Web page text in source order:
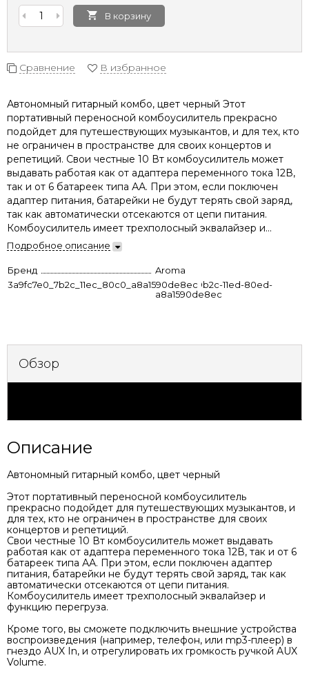
В корзину
Сравнение В избранное
Автономный гитарный комбо, цвет черный Этот
портативный переносной комбоусилитель прекрасно
подойдет для путешествующих музыкантов, и для тех, кто
не ограничен в пространстве для своих концертов и
репетиций. Свои честные 10 Вт комбоусилитель может
выдавать работая как от адаптера переменного тока 12В,
так и от 6 батареек типа АА. При этом, если поключен
адаптер питания, батарейки не будут терять свой заряд,
так как автоматически отсекаются от цепи питания.
Комбоусилитель имеет трехполосный эквалайзер и...
Подробное описание
Бренд
Aroma
3a9fc7e0_7b2c_11ec_80c0_a8a1590de8ec9e217977-9b2c-11ed-80ed-
a8a1590de8ec
Обзор
Описание
Автономный гитарный комбо, цвет черный
Этот портативный переносной комбоусилитель
прекрасно подойдет для путешествующих музыкантов, и
для тех, кто не ограничен в пространстве для своих
концертов и репетиций.
Свои честные 10 Вт комбоусилитель может выдавать
работая как от адаптера переменного тока 12В, так и от 6
батареек типа АА. При этом, если поключен адаптер
питания, батарейки не будут терять свой заряд, так как
автоматически отсекаются от цепи питания.
Комбоусилитель имеет трехполосный эквалайзер и
функцию перегруза.
Кроме того, вы сможете подключить внешние устройства
воспроизведения (например, телефон, или mp3-плеер) в
гнездо AUX In, и отрегулировать их громкость ручкой AUX
Volume.